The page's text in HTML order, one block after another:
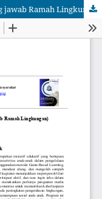
LESTARI (LEstarikan Sampah TAnggung jawab Ramah Lingkungan)